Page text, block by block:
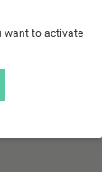
want to activate